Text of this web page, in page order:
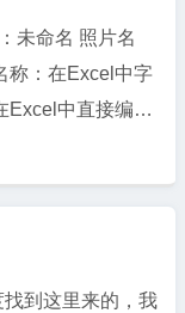
文字 照片名
...
到这里来的，我